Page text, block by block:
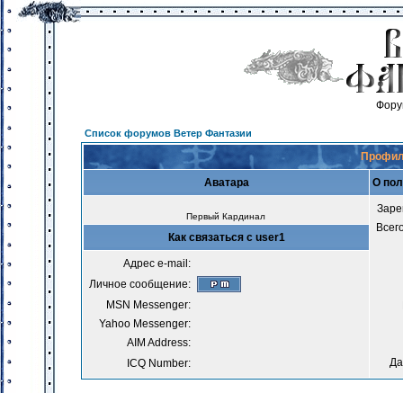
Список форумов Ветер Фантазии
Аватара О
Первый Кардинал
Как связаться с user1
Адрес e-mail:
Личное сообщение:
MSN Messenger:
Yahoo Messenger:
AIM Address:
ICQ Number: